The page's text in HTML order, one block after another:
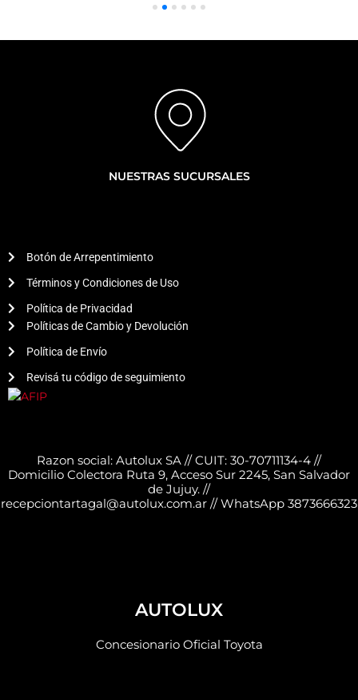
cantidad
NUESTRAS SUCURSALES
Botón de Arrepentimiento
Términos y Condiciones de Uso
Política de Privacidad
Políticas de Cambio y Devolución
Política de Envío
Revisá tu código de seguimiento
Razon social: Autolux SA // CUIT: 30-70711134-4 //
Domicilio Colectora Ruta 9, Acceso Sur 2245, San Salvador
de Jujuy. //
recepciontartagal@autolux.com.ar // WhatsApp 3873666323
AUTOLUX
Concesionario Oficial Toyota